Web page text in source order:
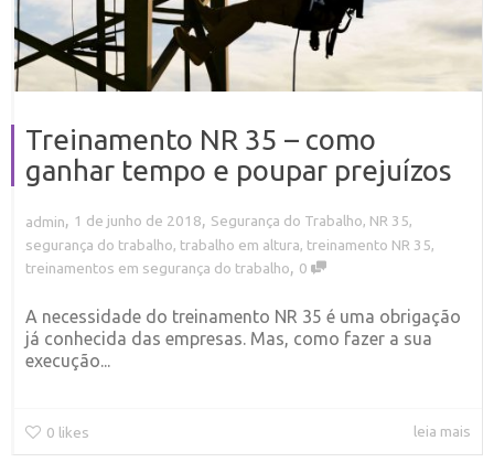
Treinamento NR 35 – como
ganhar tempo e poupar prejuízos
admin, 1 de junho de 2018, Segurança do Trabalho, NR 35,
segurança do trabalho, trabalho em altura, treinamento NR 35,
treinamentos em segurança do trabalho, 0
A necessidade do treinamento NR 35 é uma obrigação
já conhecida das empresas. Mas, como fazer a sua
execução...
0 likes leia mais